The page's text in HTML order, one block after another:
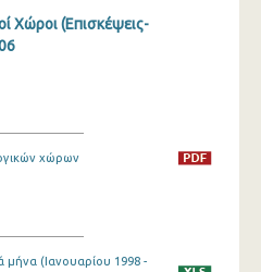
Χώροι (Επισκέψεις-
χώρων
μήνα (Ιανουαρίου 1998 -